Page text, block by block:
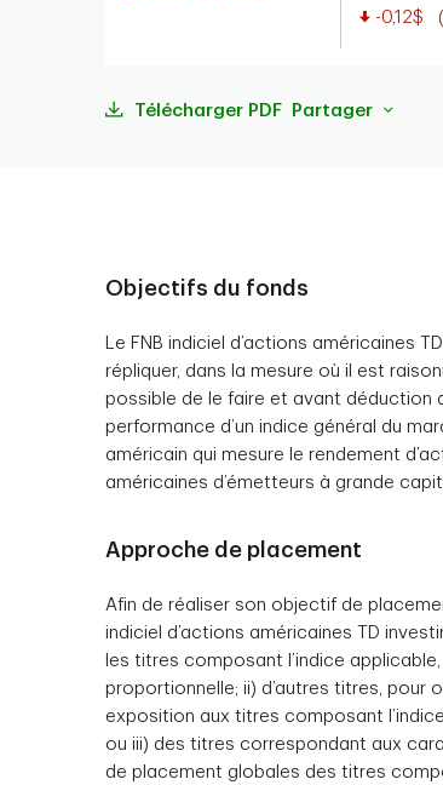
Valeur
-0,12$
Télécharger PDF Partager
Objectifs du fonds
Le FNB indiciel d’actions américaines
répliquer, dans la mesure où il est
possible de le faire et avant déduction
performance d’un indice général du
américain qui mesure le rendement
américaines d’émetteurs à grande
Approche de placement
Afin de réaliser son objectif de
indiciel d’actions américaines TD
les titres composant l’indice
proportionnelle; ii) d’autres titres, pour
exposition aux titres composant
ou iii) des titres correspondant aux
de placement globales des titres